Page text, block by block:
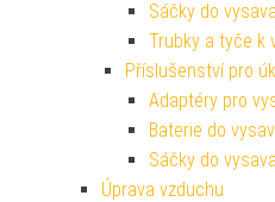
Sáčky do
Trubky a tyče k
Příslušenství pro
Adaptéry pro
Baterie do
Sáčky do
Úprava vzduchu